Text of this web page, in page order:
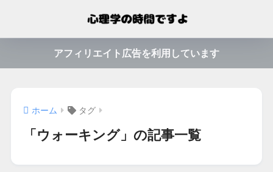
アフィリエイト広告を利用しています
ホーム タグ
「ウォーキング」の記事一覧